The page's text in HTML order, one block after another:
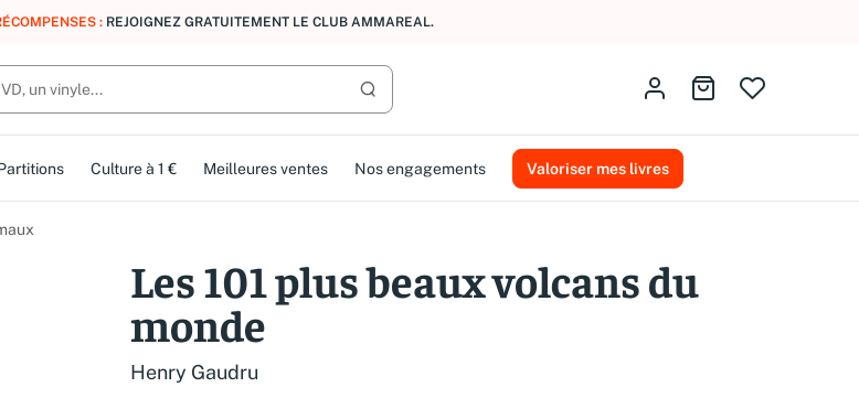
: REJOIGNEZ GRATUITEMENT LE CLUB AMMAREAL.
Lancer la recherche
Identifiez-vousAller au panier
Culture à 1 € Meilleures ventes Nos engagements Valoriser mes livres
Les 101 plus beaux volcans du
monde
Henry Gaudru